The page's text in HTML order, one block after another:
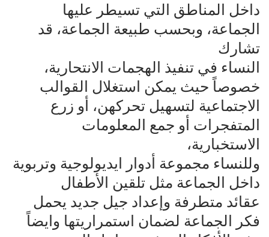
داخل المناطق التي تسيطر عليها
الجماعة، وبحسب طبيعة الجماعة، قد
تشارك‌‌
النساء في تنفيذ الهجمات الانتحارية،
خصوصاً حيث يمكن استغلال القوالب‌‌
الاجتماعية لتسهيل تحركهن، أو زرع
المتفجرات أو جمع المعلومات
الاستخبارية،‌‌
وللنساء مجموعة أدوار ايديولوجية وتربوية
داخل الجماعة مثل تلقين الأطفال‌‌
عقائد متطرفة وإعداد جيل جديد يحمل
فكر الجماعة لضمان استمراريتها وايضاً‌‌